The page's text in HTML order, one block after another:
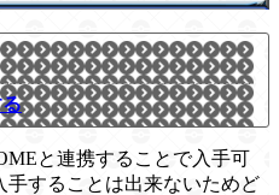
と連携することで入手可
することは出来ないためど